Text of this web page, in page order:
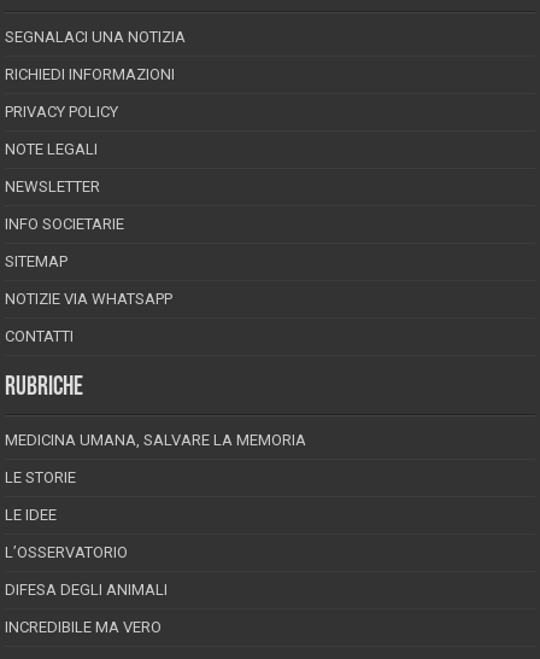
SEGNALACI UNA NOTIZIA
RICHIEDI INFORMAZIONI
PRIVACY POLICY
NOTE LEGALI
NEWSLETTER
INFO SOCIETARIE
SITEMAP
NOTIZIE VIA WHATSAPP
CONTATTI
RUBRICHE
MEDICINA UMANA, SALVARE LA MEMORIA
LE STORIE
LE IDEE
L’OSSERVATORIO
DIFESA DEGLI ANIMALI
INCREDIBILE MA VERO